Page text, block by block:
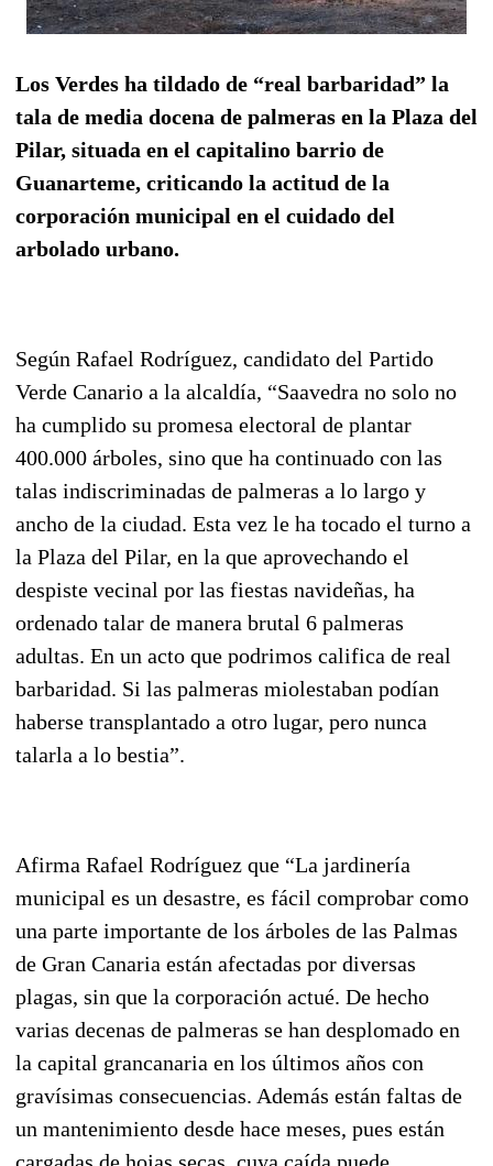
Los Verdes ha tildado de “real barbaridad” la
tala de media docena de palmeras en la Plaza del
Pilar, situada en el capitalino barrio de
Guanarteme, criticando la actitud de la
corporación municipal en el cuidado del
arbolado urbano.
Según Rafael Rodríguez, candidato del Partido
Verde Canario a la alcaldía, “Saavedra no solo no
ha cumplido su promesa electoral de plantar
400.000 árboles, sino que ha continuado con las
talas indiscriminadas de palmeras a lo largo y
ancho de la ciudad. Esta vez le ha tocado el turno a
la Plaza del Pilar, en la que aprovechando el
despiste vecinal por las fiestas navideñas, ha
ordenado talar de manera brutal 6 palmeras
adultas. En un acto que podrimos califica de real
barbaridad. Si las palmeras miolestaban podían
haberse transplantado a otro lugar, pero nunca
talarla a lo bestia”.
Afirma Rafael Rodríguez que “La jardinería
municipal es un desastre, es fácil comprobar como
una parte importante de los árboles de las Palmas
de Gran Canaria están afectadas por diversas
plagas, sin que la corporación actué. De hecho
varias decenas de palmeras se han desplomado en
la capital grancanaria en los últimos años con
gravísimas consecuencias. Además están faltas de
un mantenimiento desde hace meses, pues están